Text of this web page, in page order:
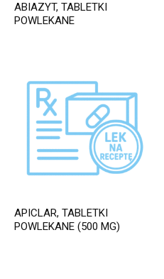
ABIAZYT, TABLETKI
POWLEKANE
APICLAR, TABLETKI
POWLEKANE (500 MG)